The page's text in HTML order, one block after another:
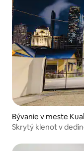
Bývanie v meste
Skrytý klenot v